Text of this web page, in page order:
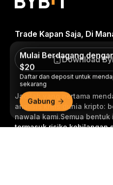
Jadilah yang pertama
analisis kritis dunia kripto:
nawala kami.Semua bentuk
termasuk risiko kehilangan
Trade Kapan Saja, Di
Download
Mulai Berdagang
$20
Daftar dan deposit untuk
sekarang
Gabung